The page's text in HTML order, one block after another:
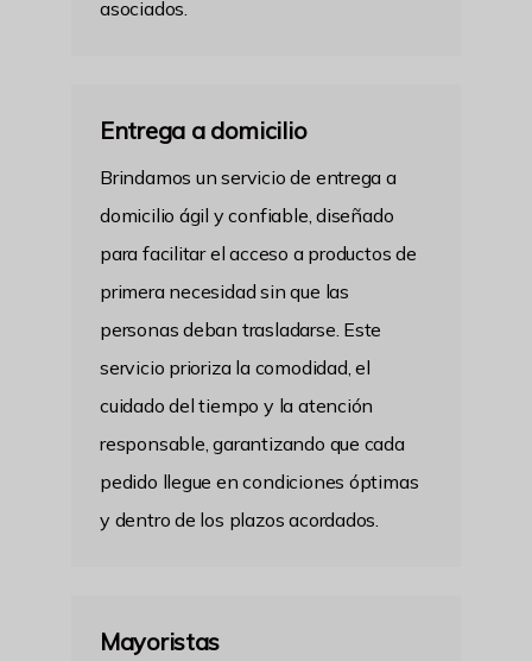
asociados.
Entrega a domicilio
Brindamos un servicio de entrega a
domicilio ágil y confiable, diseñado
para facilitar el acceso a productos de
primera necesidad sin que las
personas deban trasladarse. Este
servicio prioriza la comodidad, el
cuidado del tiempo y la atención
responsable, garantizando que cada
pedido llegue en condiciones óptimas
y dentro de los plazos acordados.
Mayoristas